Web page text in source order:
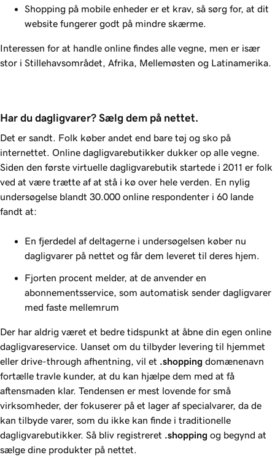
Shopping på mobile enheder er et krav, så sørg for, at dit
website fungerer godt på mindre skærme.
Interessen for at handle online findes alle vegne, men er især
stor i Stillehavsområdet, Afrika, Mellemøsten og Latinamerika.
Har du dagligvarer? Sælg dem på nettet.
Det er sandt. Folk køber andet end bare tøj og sko på
internettet. Online dagligvarebutikker dukker op alle vegne.
Siden den første virtuelle dagligvarebutik startede i 2011 er folk
ved at være trætte af at stå i kø over hele verden. En nylig
undersøgelse blandt 30.000 online respondenter i 60 lande
fandt at:
En fjerdedel af deltagerne i undersøgelsen køber nu
dagligvarer på nettet og får dem leveret til deres hjem.
Fjorten procent melder, at de anvender en
abonnementsservice, som automatisk sender dagligvarer
med faste mellemrum
Der har aldrig været et bedre tidspunkt at åbne din egen online
dagligvareservice. Uanset om du tilbyder levering til hjemmet
eller drive-through afhentning, vil et .shopping domænenavn
fortælle travle kunder, at du kan hjælpe dem med at få
aftensmaden klar. Tendensen er mest lovende for små
virksomheder, der fokuserer på et lager af specialvarer, da de
kan tilbyde varer, som du ikke kan finde i traditionelle
dagligvarebutikker. Så bliv registreret .shopping og begynd at
sælge dine produkter på nettet.